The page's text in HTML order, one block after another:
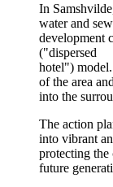
In
water and
development
("dispersed
hotel")
of the area
into the
The action
into vibrant
protecting the
future